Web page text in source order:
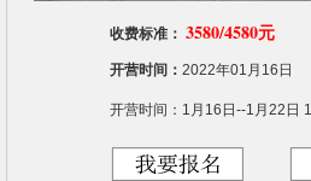
收费标准： 3580/4580元
开营时间：2022年01月16日
开营时间：1月16日--1月22日